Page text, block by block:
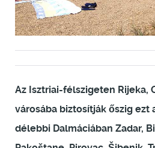
Az Isztriai-félszigeten Rijeka,
városába biztosítják őszig ezt
délebbi Dalmáciában Zadar,